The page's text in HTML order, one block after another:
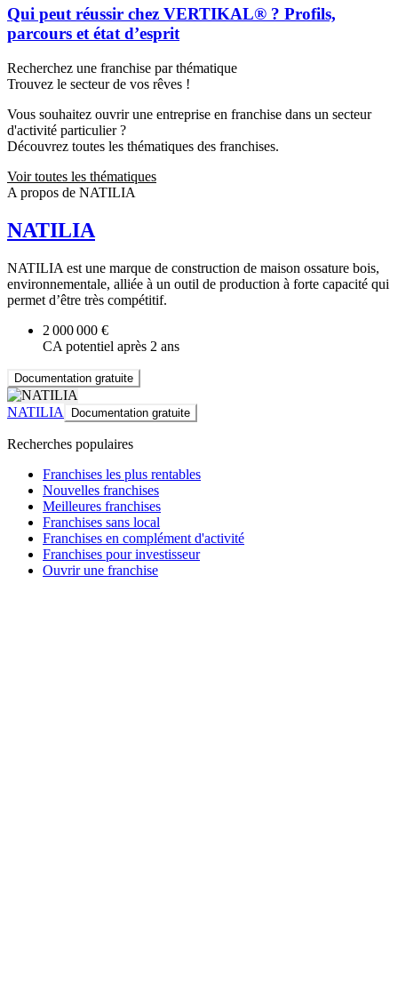
Qui peut réussir chez VERTIKAL® ? Profils,
parcours et état d’esprit
Recherchez une franchise par thématique
Trouvez le secteur de vos rêves !
Vous souhaitez ouvrir une entreprise en franchise dans un secteur
d'activité particulier ?
Découvrez toutes les thématiques des franchises.
Voir toutes les thématiques
A propos de NATILIA
NATILIA
NATILIA est une marque de construction de maison ossature bois,
environnementale, alliée à un outil de production à forte capacité qui
permet d’être très compétitif.
2 000 000 €
CA potentiel après 2 ans
Documentation gratuite
NATILIA Documentation gratuite
Recherches populaires
Franchises les plus rentables
Nouvelles franchises
Meilleures franchises
Franchises sans local
Franchises en complément d'activité
Franchises pour investisseur
Ouvrir une franchise